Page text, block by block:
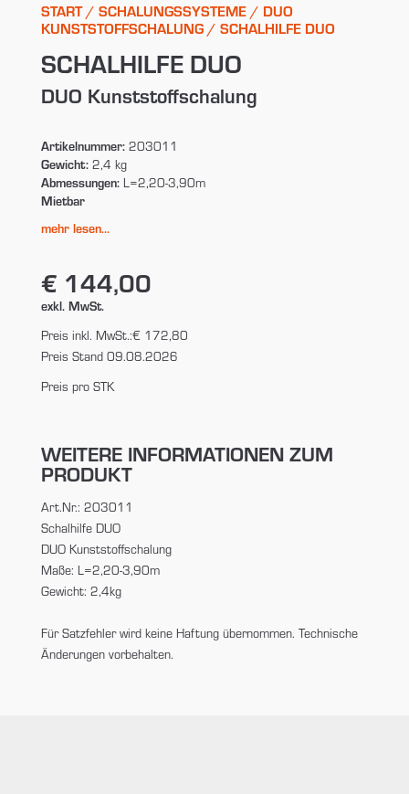
START/ SCHALUNGSSYSTEME/ DUO
KUNSTSTOFFSCHALUNG/ SCHALHILFE DUO
SCHALHILFE DUO
DUO Kunststoffschalung
Artikelnummer:203011
Gewicht:2,4 kg
Abmessungen:L=2,20-3,90m
Mietbar
mehr lesen...
€ 144,00
exkl. MwSt.
Preis inkl. MwSt.:€ 172,80
Preis Stand 09.08.2026
Preis pro STK
WEITERE INFORMATIONEN ZUM
PRODUKT
Art.Nr.: 203011
Schalhilfe DUO
DUO Kunststoffschalung
Maße: L=2,20-3,90m
Gewicht: 2,4kg
Für Satzfehler wird keine Haftung übernommen. Technische
Änderungen vorbehalten.